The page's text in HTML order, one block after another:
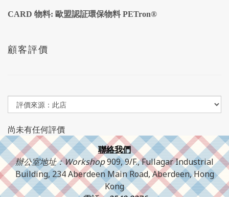
CARD 物料: 歐盟認証環保物料 PETron®
顧客評價
尚未有任何評價
聯絡我們
辦公室地址：Workshop909, 9/F., Fullagar Industrial
Building, 234 Aberdeen Main Road, Aberdeen, Hong
Kong